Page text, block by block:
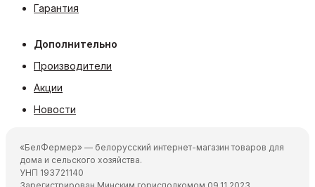
Гарантия
Дополнительно
Производители
Акции
Новости
«БелФермер» — белорусский интернет-магазин товаров для
дома и сельского хозяйства.
УНП 193721140